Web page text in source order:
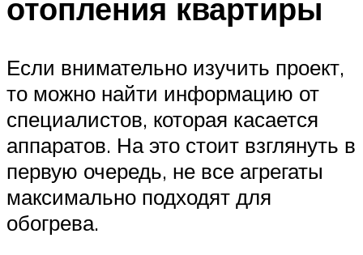
отопления квартиры
Если внимательно изучить проект,
то можно найти информацию от
специалистов, которая касается
аппаратов. На это стоит взглянуть в
первую очередь, не все агрегаты
максимально подходят для
обогрева.